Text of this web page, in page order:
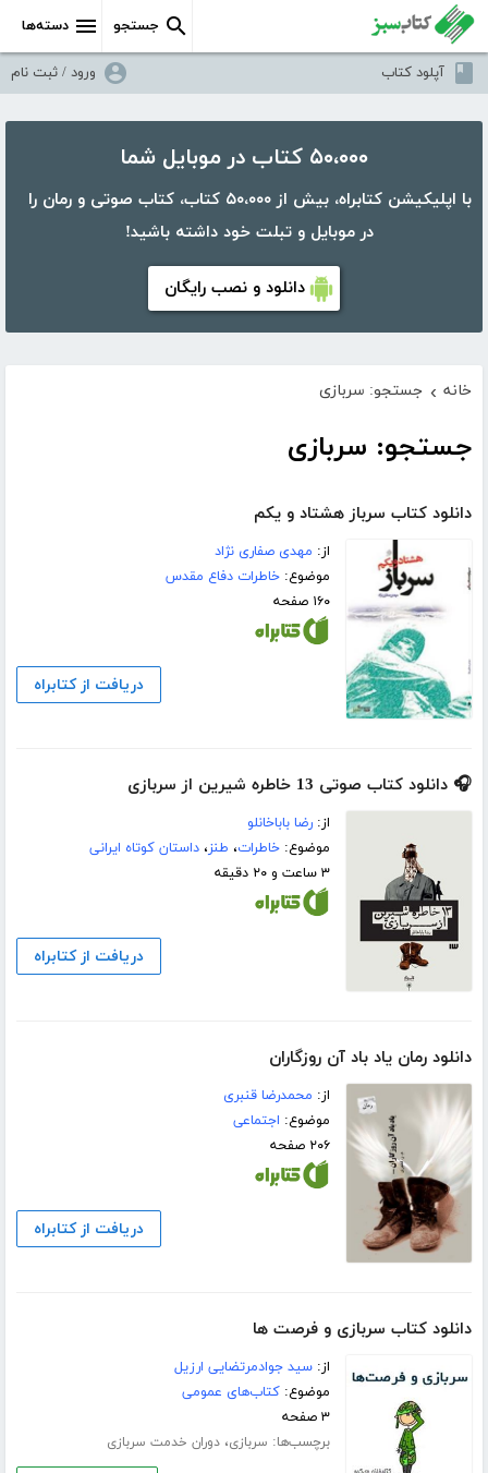
دسته‌ها جستجو
آپلود کتاب ورود / ثبت نام
۵۰،۰۰۰ کتاب در موبایل شما
با اپلیکیشن کتابراه، بیش از ۵۰،۰۰۰ کتاب، کتاب صوتی و رمان را
در موبایل و تبلت خود داشته باشید!
دانلود و نصب رایگان
خانه › جستجو: سربازی
جستجو: سربازی
دانلود کتاب سرباز هشتاد و یکم
از: مهدی صفاری نژاد
موضوع:خاطرات دفاع مقدس
۱۶۰ صفحه
دریافت از کتابراه
🎧 دانلود کتاب صوتی 13 خاطره شیرین از سربازی
از:رضا باباخانلو
موضوع:خاطرات، طنز،داستان کوتاه ایرانی
۳ ساعت و ۲۰ دقیقه
دریافت از کتابراه
دانلود رمان یاد باد آن روزگاران
از: محمدرضا قنبری
موضوع: اجتماعی
۲۰۶ صفحه
دریافت از کتابراه
دانلود کتاب سربازی و فرصت ها
از:سید جوادمرتضایی ارزیل
موضوع:کتاب‌های عمومی
۳ صفحه
برچسب‌ها: سربازی،دوران خدمت سربازی